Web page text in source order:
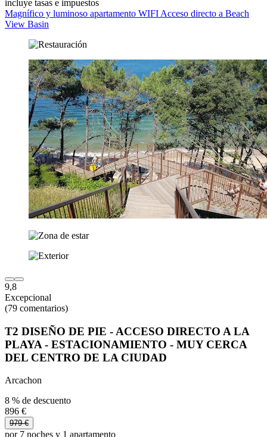
incluye tasas e impuestos
Magnífico y luminoso apartamento WIFI Acceso directo a Beach
View Basin
9,8
Excepcional
(79 comentarios)
T2 DISEÑO DE PIE - ACCESO DIRECTO A LA
PLAYA - ESTACIONAMIENTO - MUY CERCA
DEL CENTRO DE LA CIUDAD
Arcachon
8 % de descuento
896 €
979 €
por 7 noches y 1 apartamento